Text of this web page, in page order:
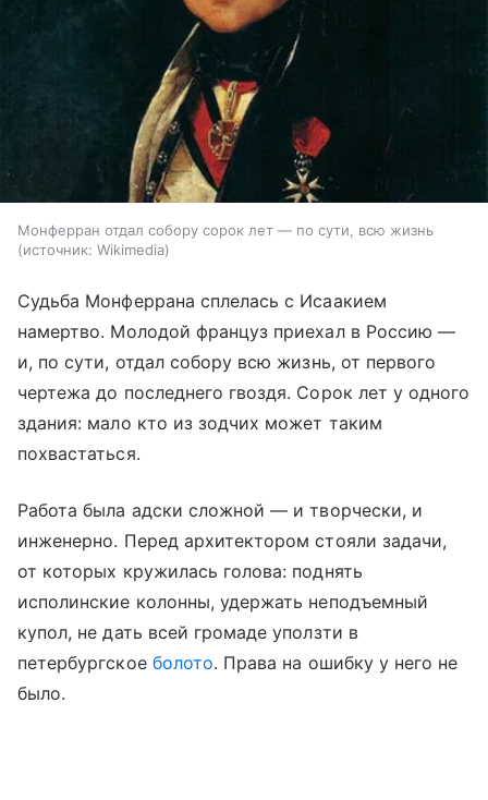
Монферран отдал собору сорок лет — по сути, всю жизнь
источник: Wikimedia
Судьба Монферрана сплелась с Исаакием
намертво. Молодой француз приехал в Россию —
и, по сути, отдал собору всю жизнь, от первого
чертежа до последнего гвоздя. Сорок лет у одного
здания: мало кто из зодчих может таким
похвастаться.
Работа была адски сложной — и творчески, и
инженерно. Перед архитектором стояли задачи,
от которых кружилась голова: поднять
исполинские колонны, удержать неподъемный
купол, не дать всей громаде уползти в
петербургское болото. Права на ошибку у него не
было.